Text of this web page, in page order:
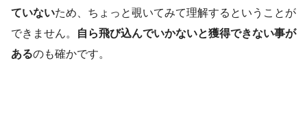
ていないため、ちょっと覗いてみて理解するということが
できません。
自ら飛び込んでいかないと獲得できない事が
あるのも確かです。